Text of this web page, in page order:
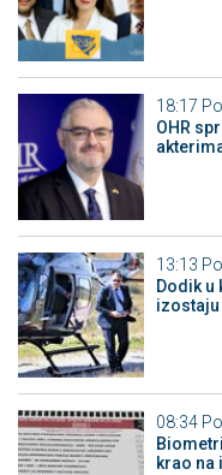
18:17
OHR
13:13
Dodik u
izostaju
08:34
krao na